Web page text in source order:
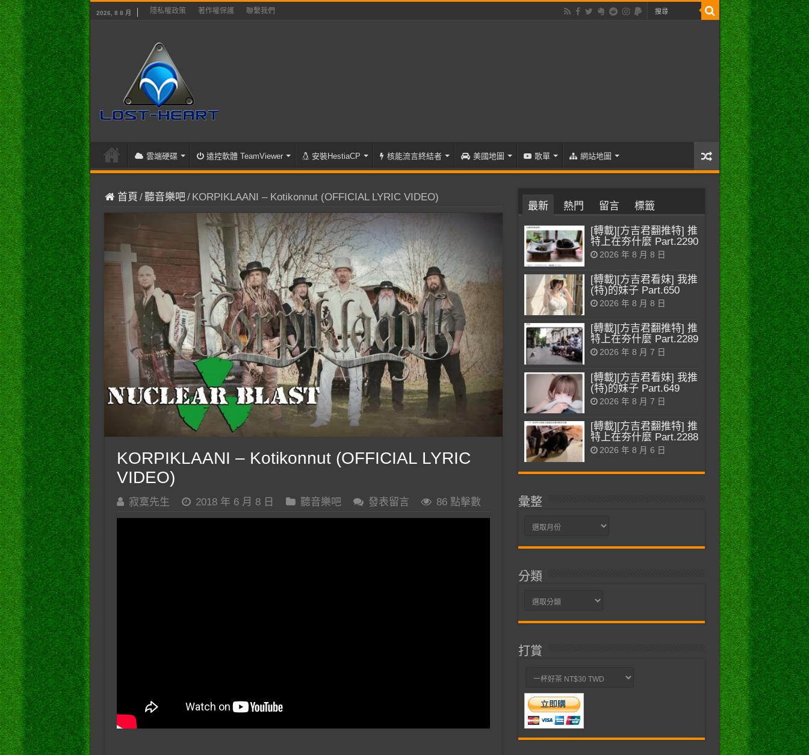
2026, 8 8 月 隱私權政策 著作權保護 聯繫我們
雲端硬碟 遠控軟體 TeamViewer 安裝HestiaCP 核能流言終結者 美國地圖 歌單 網站地圖
首頁 /聽音樂吧/ KORPIKLAANI – Kotikonnut (OFFICIAL LYRIC VIDEO)
KORPIKLAANI – Kotikonnut (OFFICIAL LYRIC
VIDEO)
寂寞先生 2018 年 6 月 8 日 聽音樂吧 發表留言 86 點擊數
最新 熱門 留言 標籤
[轉載][方吉君翻推特] 推
特上在夯什麼 Part.2290
2026 年 8 月 8 日
[轉載][方吉君看妹] 我推
(特)的妹子 Part.650
2026 年 8 月 8 日
[轉載][方吉君翻推特] 推
特上在夯什麼 Part.2289
2026 年 8 月 7 日
[轉載][方吉君看妹] 我推
(特)的妹子 Part.649
2026 年 8 月 7 日
[轉載][方吉君翻推特] 推
特上在夯什麼 Part.2288
2026 年 8 月 6 日
彙整
彙
分類
分
打賞